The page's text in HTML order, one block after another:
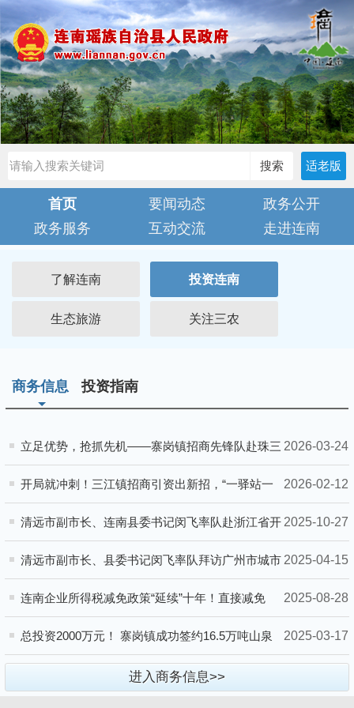
搜索 适老版
首页 要闻动态
政务公开
政务服务
互动交流 走进连南
了解连南 投资连南
生态旅游 关注三农
商务信息 投资指南
立足优势，抢抓先机——寨岗镇招商先锋队赴珠三
角精准招商
2026-03-24
开局就冲刺！三江镇招商引资出新招，“一驿站一
馆一中心”正式亮相
2026-02-12
清远市副市长、连南县委书记闵飞率队赴浙江省开
展招商引资
2025-10-27
清远市副市长、县委书记闵飞率队拜访广州市城市
建设投资集团有限公司
2025-04-15
连南企业所得税减免政策“延续”十年！直接减免
40%大红利！
2025-08-28
总投资2000万元！ 寨岗镇成功签约16.5万吨山泉 2025-03-17
进入商务信息>>